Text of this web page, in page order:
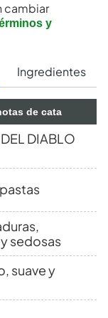
cambiar
y
Ingredientes
de cata
DIABLO
sedosas
suave y